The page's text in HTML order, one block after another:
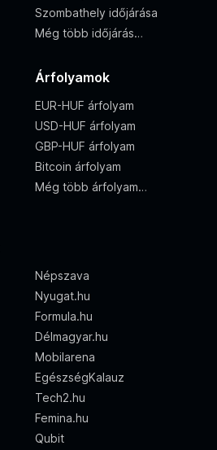
Szombathely időjárása
Még több időjárás…
Árfolyamok
EUR-HUF árfolyam
USD-HUF árfolyam
GBP-HUF árfolyam
Bitcoin árfolyam
Még több árfolyam…
Népszava
Nyugat.hu
Formula.hu
Délmagyar.hu
Mobilarena
EgészségKalauz
Tech2.hu
Femina.hu
Qubit